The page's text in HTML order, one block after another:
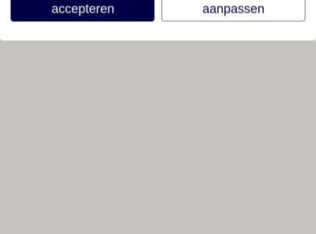
accepteren
aanpassen